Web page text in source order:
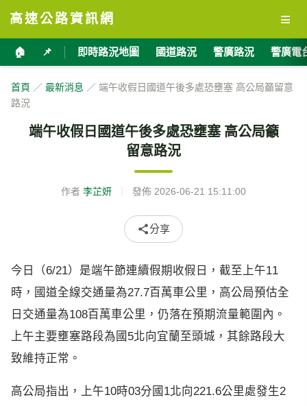
高速公路資訊網 ≡
🏠 📌 即時路況地圖 國道路況 警廣路況 警廣電
首頁 ／ 最新消息 ／ 端午收假日國道午後多處恐壅塞 高公局籲留意
路況
端午收假日國道午後多處恐壅塞 高公局籲
留意路況
作者 李芷妍 發佈 2026-06-21 15:11:00
分享
今日（6/21）是端午節連續假期收假日，截至上午11
時，國道全線交通量為27.7百萬車公里，高公局預估全
日交通量為108百萬車公里，仍落在預期流量範圍內。
上午主要壅塞路段為國5北向宜蘭至頭城，其餘路段大
致維持正常。
高公局指出，上午10時03分國1北向221.6公里處發生2